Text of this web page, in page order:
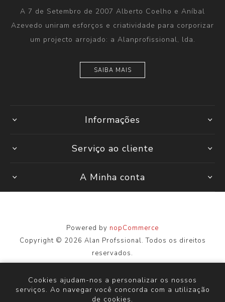
A 7 de Setembro de 2007 Alberto Coelho e Aníbal
Azevedo uniram esforços e criatividade para corporizar
um projecto arrojado: a Alanprofissional, lda.
SAIBA MAIS
Informações
Serviço ao cliente
A Minha conta
Powered by nopCommerce
Copyright © 2026 Alan Profssional. Todos os direitos
reservados.
Todos os preços são inseridos, incluindo impostos. Excluindo
envio
Cookies ajudam-nos a personalizar os nossos
serviços. Ao navegar você concorda com a utilização
de cookies.